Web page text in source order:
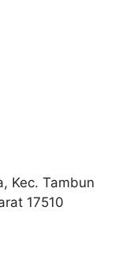
Kec. Tambun
17510